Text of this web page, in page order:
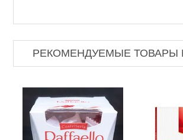
РЕКОМЕНДУЕМЫЕ ТОВАРЫ